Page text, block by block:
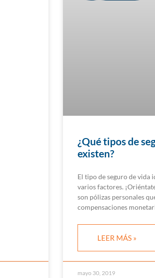
¿Qué tipos de
existen?
El tipo de seguro de vida
varios factores.
son pólizas personales
compensaciones
LEER MÁS »
mayo 30, 2019